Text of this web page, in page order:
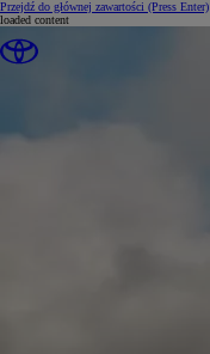
Przejdź do głównej zawartości (Press Enter)
loaded content